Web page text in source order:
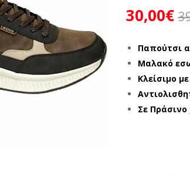
30,00€
Παπούτσι
Μαλακό
Κλείσιμο
Σε